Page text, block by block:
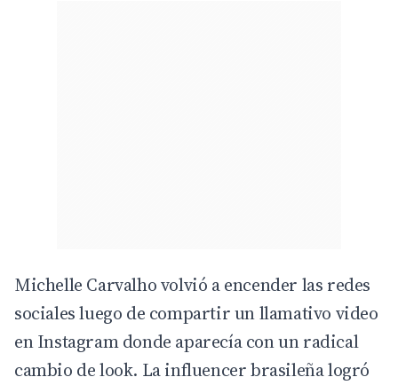
Michelle Carvalho volvió a encender las redes
sociales luego de compartir un llamativo video
en Instagram donde aparecía con un radical
cambio de look. Lainfluencerbrasileña logró